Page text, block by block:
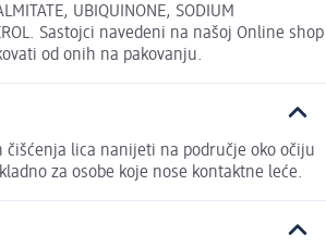
UBIQUINONE, SODIUM
Sastojci navedeni na našoj Online shop
od onih na pakovanju.
čišćenja lica nanijeti na područje oko očiju
za osobe koje nose kontaktne leće.